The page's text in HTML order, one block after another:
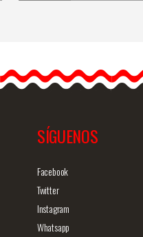
SÍGUENOS
Facebook
Twitter
Instagram
Whatsapp